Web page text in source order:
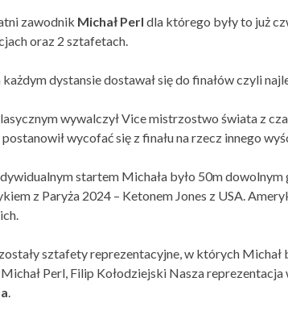
zawodnik Michał Perl dla którego były to już
oraz 2 sztafetach.
każdym dystansie dostawał się do finałów czyli
wywalczył Vice mistrzostwo świata z
wycofać się z finału na rzecz innego
startem Michała było 50m
z Paryża 2024 – Ketonem Jones z USA.
sztafety reprezentacyjne, w których
Perl, Filip Kołodziejski Nasza
.